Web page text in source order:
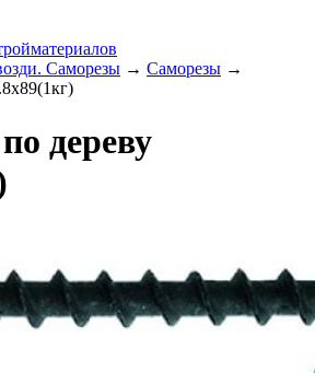
Саморезы → Саморезы →
дереву